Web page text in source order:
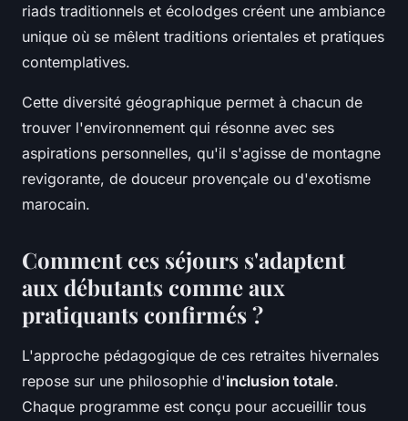
riads traditionnels et écolodges créent une ambiance
unique où se mêlent traditions orientales et pratiques
contemplatives.
Cette diversité géographique permet à chacun de
trouver l'environnement qui résonne avec ses
aspirations personnelles, qu'il s'agisse de montagne
revigorante, de douceur provençale ou d'exotisme
marocain.
Comment ces séjours s'adaptent
aux débutants comme aux
pratiquants confirmés ?
L'approche pédagogique de ces retraites hivernales
repose sur une philosophie d'inclusion totale.
Chaque programme est conçu pour accueillir tous